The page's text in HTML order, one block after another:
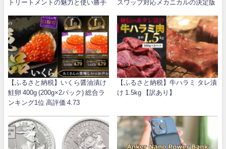
トリートメントの魅力と使い勝手
スワップ対応メカニカルの決定版
【ふるさと納税】いくら醤油漬け
鮭卵 400g (200g×2パック) 総合ラ
ンキング1位 高評価 4.73
【ふるさと納税】牛ハラミ タレ漬
け 1.5kg 【訳あり】